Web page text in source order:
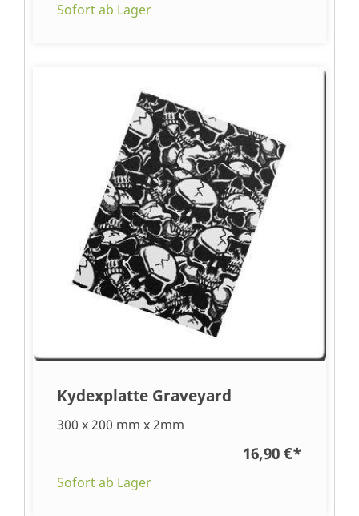
Sofort ab Lager
Kydexplatte Graveyard
300 x 200 mm x 2mm
16,90 €*
Sofort ab Lager